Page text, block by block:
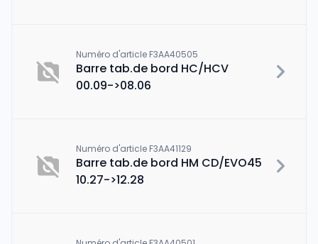
Numéro d'article F3AA40505
Barre tab.de bord HC/HCV
00.09->08.06
Numéro d'article F3AA41129
Barre tab.de bord HM CD/EVO45
10.27->12.28